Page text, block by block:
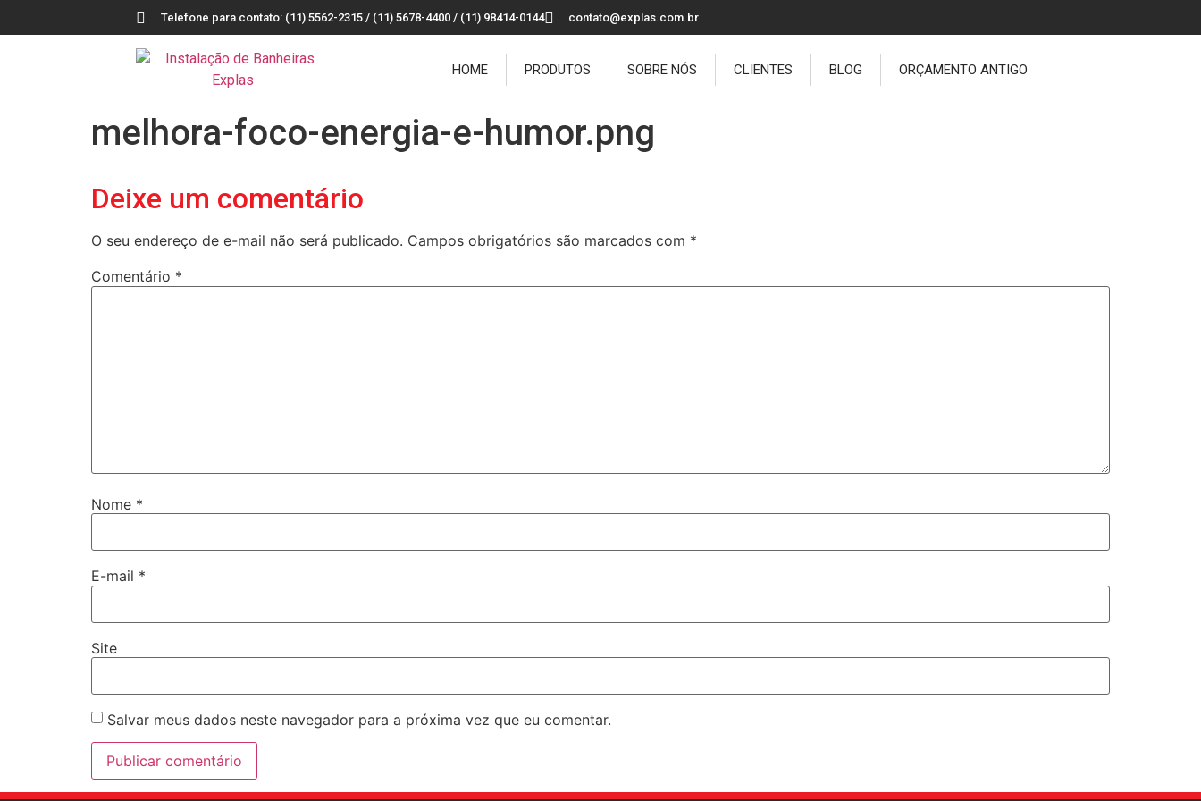
Telefone para contato: (11) 5562-2315 / (11) 5678-4400 / (11) 98414-0144 contato@explas.com.br
HOME PRODUTOS SOBRE NÓS CLIENTES BLOG ORÇAMENTO ANTIGO
melhora-foco-energia-e-humor.png
Deixe um comentário
O seu endereço de e-mail não será publicado. Campos obrigatórios são marcados com *
Comentário *
Nome *
E-mail *
Site
Salvar meus dados neste navegador para a próxima vez que eu comentar.